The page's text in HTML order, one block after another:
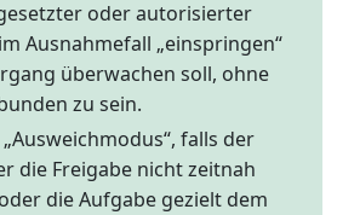
oder autorisierter
Ausnahmefall „einspringen“
überwachen soll, ohne
zu sein.
falls der
die Freigabe nicht zeitnah
die Aufgabe gezielt dem